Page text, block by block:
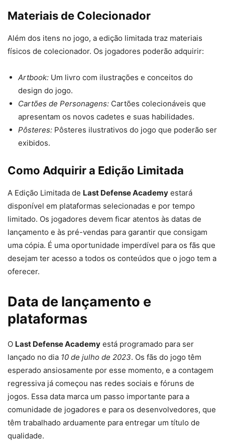
Materiais de Colecionador
Além dos itens no jogo, a edição limitada traz materiais
físicos de colecionador. Os jogadores poderão adquirir:
Artbook: Um livro com ilustrações e conceitos do
design do jogo.
Cartões de Personagens: Cartões colecionáveis que
apresentam os novos cadetes e suas habilidades.
Pôsteres: Pôsteres ilustrativos do jogo que poderão ser
exibidos.
Como Adquirir a Edição Limitada
A Edição Limitada de Last Defense Academy estará
disponível em plataformas selecionadas e por tempo
limitado. Os jogadores devem ficar atentos às datas de
lançamento e às pré-vendas para garantir que consigam
uma cópia. É uma oportunidade imperdível para os fãs que
desejam ter acesso a todos os conteúdos que o jogo tem a
oferecer.
Data de lançamento e
plataformas
O Last Defense Academy está programado para ser
lançado no dia 10 de julho de 2023. Os fãs do jogo têm
esperado ansiosamente por esse momento, e a contagem
regressiva já começou nas redes sociais e fóruns de
jogos. Essa data marca um passo importante para a
comunidade de jogadores e para os desenvolvedores, que
têm trabalhado arduamente para entregar um título de
qualidade.